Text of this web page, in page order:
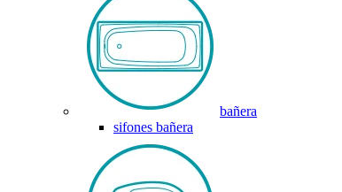
bañera
sifones bañera